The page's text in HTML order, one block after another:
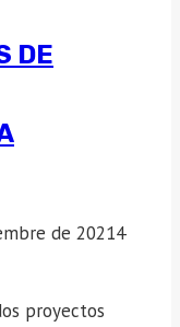
DE
de 20214
proyectos